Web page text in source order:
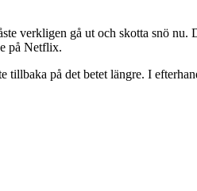
verkligen gå ut och skotta snö nu.
på Netflix.
tillbaka på det betet längre. I